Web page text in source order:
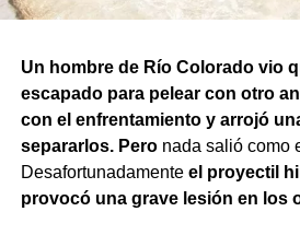
Un hombre de Río Colorado vio
escapado para pelear con otro
con el enfrentamiento y arrojó
separarlos. Peronada salió como
Desafortunadamente el proyectil
provocó una grave lesión en los